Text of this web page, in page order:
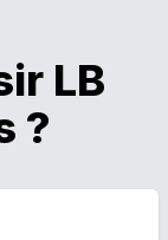
LB
?